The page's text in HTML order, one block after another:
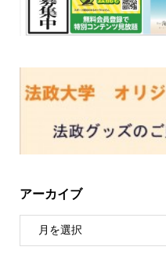
アーカイブ